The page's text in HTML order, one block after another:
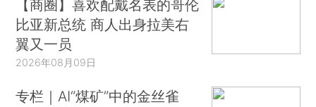
【商圈】喜欢配戴名表的哥伦
比亚新总统 商人出身拉美右
翼又一员
2026年08月09日
专栏｜AI“煤矿”中的金丝雀